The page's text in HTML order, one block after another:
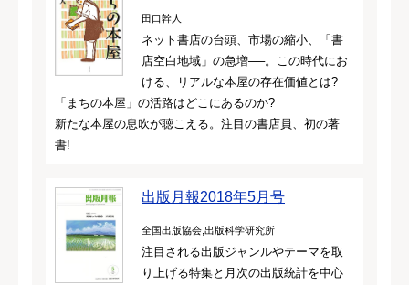
田口幹人
ネット書店の台頭、市場の縮小、「書
店空白地域」の急増──。この時代にお
ける、リアルな本屋の存在価値とは?
「まちの本屋」の活路はどこにあるのか?
新たな本屋の息吹が聴こえる。注目の書店員、初の著
書!
出版月報2018年5月号
全国出版協会,出版科学研究所
注目される出版ジャンルやテーマを取
り上げる特集と月次の出版統計を中心